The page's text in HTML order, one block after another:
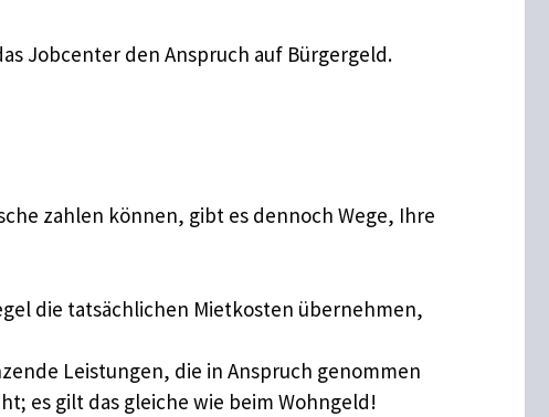
Jobcenter den Anspruch auf Bürgergeld.
zahlen können, gibt es dennoch Wege, Ihre
die tatsächlichen Mietkosten übernehmen,
Leistungen, die in Anspruch genommen
es gilt das gleiche wie beim Wohngeld!